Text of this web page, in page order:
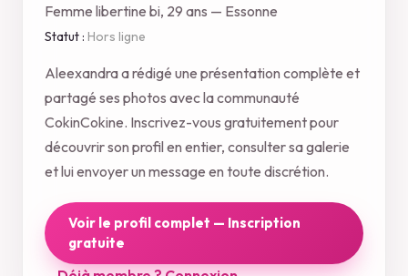
Femme libertine bi, 29 ans — Essonne
Statut : Hors ligne
Aleexandra a rédigé une présentation complète et
partagé ses photos avec la communauté
CokinCokine. Inscrivez-vous gratuitement pour
découvrir son profil en entier, consulter sa galerie
et lui envoyer un message en toute discrétion.
Voir le profil complet — Inscription
gratuite